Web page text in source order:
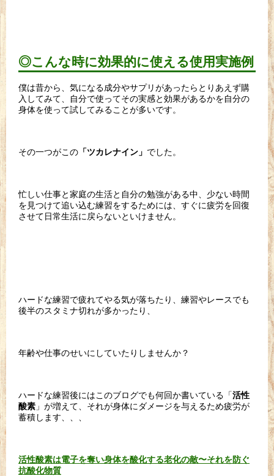
◎こんな時に効果的に使える使用実施例
僕は昔から、気になる成分やサプリがあったらとりあえず購
入してみて、自分で使ってその実感と効果があるかを自分の
身体を使って試してみることが多いです。
その一つがこの 「ツカレナイン」 でした。
忙しい仕事と家庭の生活と自分の勉強がある中、少ない時間
を見つけて追い込む練習をするためには、すぐに疲労を回復
させて日常生活に戻らないといけません。
ハードな練習で疲れてやる気が落ちたり、練習やレースでも
後半のスタミナ切れが多かったり、
年齢や仕事のせいにしていたりしませんか？
ハードな練習後にはこのブログでも何回か書いている「活性
酸素 」が増えて、それが身体にダメージを与えるため疲労が
蓄積します、、、
活性酸素は電子を奪い身体を酸化する老化の敵〜それを防ぐ
抗酸化物質